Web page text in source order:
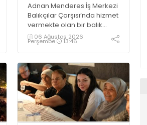
Adnan Menderes İş Merkezi
Balıkçılar Çarşısı’nda hizmet
vermekte olan bir balık
restoranının işletme
sahiplerinden Emrah
tezgahlarda taze balık
bulunduğunu ifade ederek
“Yıl boyunca tezgahlarda
taze balık bulmak mümkün
oluyor” dedi
06 Ağustos 2026
Perşembe 13:46